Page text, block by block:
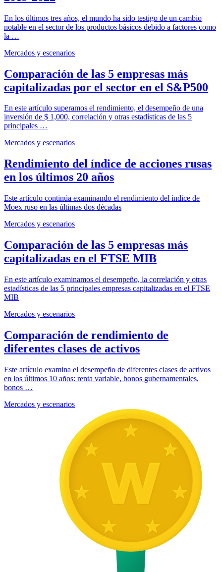
En los últimos tres años, el mundo ha sido testigo de un cambio
notable en el sector de los productos básicos debido a factores como
la …
Mercados y escenarios
Comparación de las 5 empresas más
capitalizadas por el sector en el S&P500
En este artículo superamos el rendimiento, el desempeño de una
inversión de $ 1,000, correlación y otras estadísticas de las 5
principales …
Mercados y escenarios
Rendimiento del índice de acciones rusas
en los últimos 20 años
Este artículo continúa examinando el rendimiento del índice de
Moex ruso en las últimas dos décadas
Mercados y escenarios
Comparación de las 5 empresas más
capitalizadas en el FTSE MIB
En este artículo examinamos el desempeño, la correlación y otras
estadísticas de las 5 principales empresas capitalizadas en el FTSE
MIB
Mercados y escenarios
Comparación de rendimiento de
diferentes clases de activos
Este artículo examina el desempeño de diferentes clases de activos
en los últimos 10 años: renta variable, bonos gubernamentales,
bonos …
Mercados y escenarios